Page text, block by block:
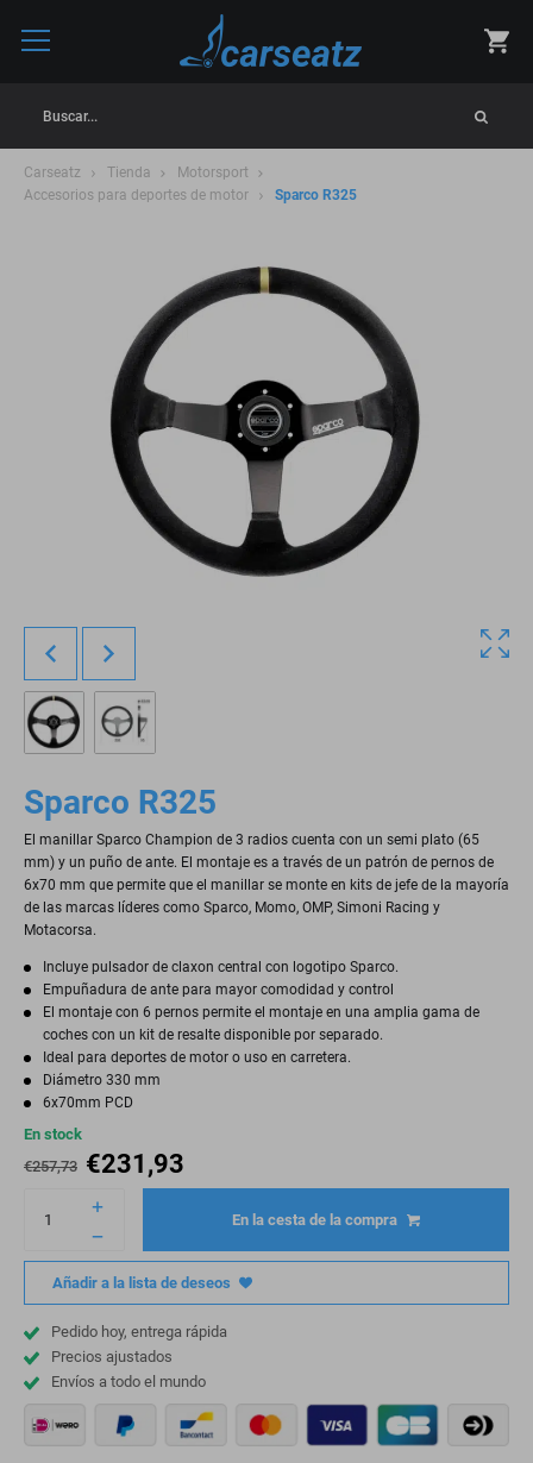
Buscar...
Carseatz Tienda
Motorsport
Accesorios para deportes de motor
Sparco R325
Sparco R325
El manillar Sparco Champion de 3 radios cuenta con un semi plato (65
mm) y un puño de ante. El montaje es a través de un patrón de pernos de
6x70 mm que permite que el manillar se monte en kits de jefe de la mayoría
de las marcas líderes como Sparco, Momo, OMP, Simoni Racing y
Motacorsa.
Incluye pulsador de claxon central con logotipo Sparco.
Empuñadura de ante para mayor comodidad y control
El montaje con 6 pernos permite el montaje en una amplia gama de
coches con un kit de resalte disponible por separado.
Ideal para deportes de motor o uso en carretera.
Diámetro 330 mm
6x70mm PCD
En stock
€257,73 €231,93
En la cesta de la compra
Añadir a la lista de deseos
Pedido hoy, entrega rápida
Precios ajustados
Envíos a todo el mundo